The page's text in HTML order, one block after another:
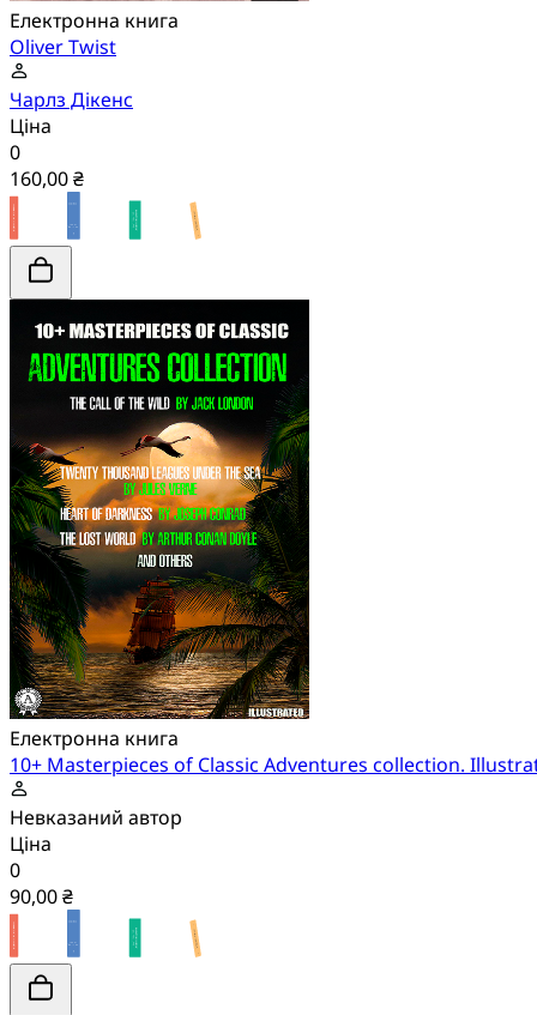
Електронна книга
Oliver Twist
Чарлз Дікенс
Ціна
0
160,00 ₴
Електронна книга
10+ Masterpieces of Classic Adventures collection.
Невказаний автор
Ціна
0
90,00 ₴